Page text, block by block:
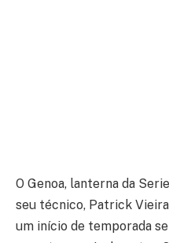
O Genoa, lanterna da
seu técnico, Patrick
um início de temporada